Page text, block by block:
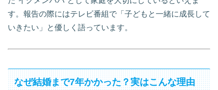
す。報告の際にはテレビ番組で「子どもと一緒に成長して
いきたい」と優しく語っています。
なぜ結婚まで7年かかった？実はこんな理由